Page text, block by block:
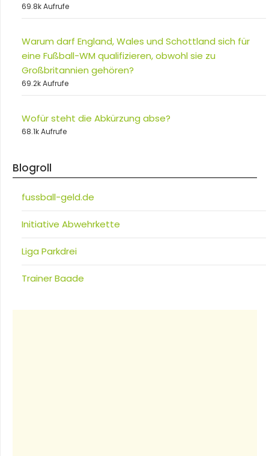
69.8k Aufrufe
Warum darf England, Wales und Schottland sich für
eine Fußball-WM qualifizieren, obwohl sie zu
Großbritannien gehören?
69.2k Aufrufe
Wofür steht die Abkürzung abse?
68.1k Aufrufe
Blogroll
fussball-geld.de
Initiative Abwehrkette
Liga Parkdrei
Trainer Baade